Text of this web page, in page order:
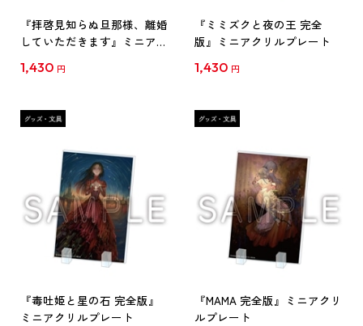
『拝啓見知らぬ旦那様、離婚
していただきます』ミニアク
1,430 円
『ミミズクと夜の王 完全
版』ミニアクリルプレート
1,430 円
『毒吐姫と星の石 完全版』
ミニアクリルプレート
『MAMA 完全版』ミニアクリ
ルプレート